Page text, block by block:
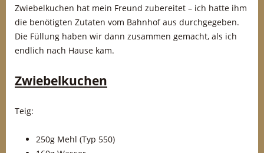
Zwiebelkuchen hat mein Freund zubereitet – ich hatte ihm
die benötigten Zutaten vom Bahnhof aus durchgegeben.
Die Füllung haben wir dann zusammen gemacht, als ich
endlich nach Hause kam.
Zwiebelkuchen
Teig:
250g Mehl (Typ 550)